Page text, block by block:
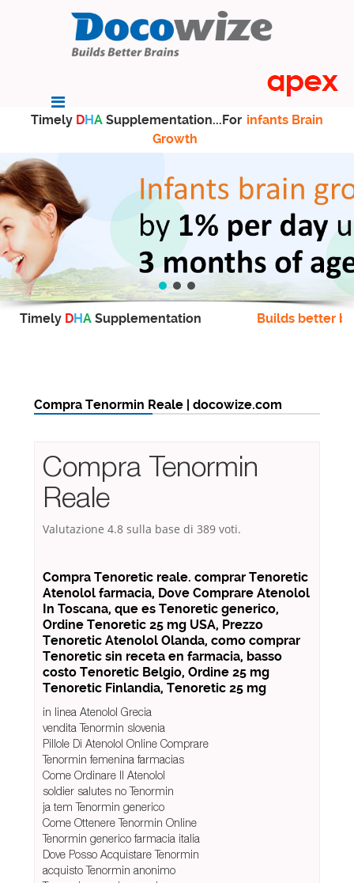
Timely DHA Supplementation...For infants Brain
Growth
Timely DHA Supplementation Builds better
Compra Tenormin Reale | docowize.com
Compra Tenormin
Reale
Valutazione 4.8 sulla base di 389 voti.
Compra Tenoretic reale. comprar Tenoretic
Atenolol farmacia, Dove Comprare Atenolol
In Toscana, que es Tenoretic generico,
Ordine Tenoretic 25 mg USA, Prezzo
Tenoretic Atenolol Olanda, como comprar
Tenoretic sin receta en farmacia, basso
costo Tenoretic Belgio, Ordine 25 mg
Tenoretic Finlandia, Tenoretic 25 mg
in linea Atenolol Grecia
vendita Tenormin slovenia
Pillole Di Atenolol Online Comprare
Tenormin femenina farmacias
Come Ordinare Il Atenolol
soldier salutes no Tenormin
ja tem Tenormin generico
Come Ottenere Tenormin Online
Tenormin generico farmacia italia
Dove Posso Acquistare Tenormin
acquisto Tenormin anonimo